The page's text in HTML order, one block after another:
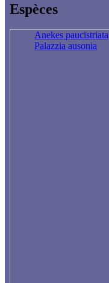
Espèces
Anekes paucistriata
Palazzia ausonia